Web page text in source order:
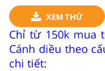
XEM THỬ
Chỉ từ 150k mua
Cánh diều theo
chi tiết: